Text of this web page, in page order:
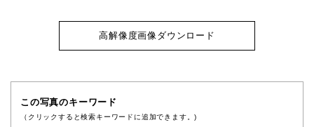
高解像度画像ダウンロード
この写真のキーワード
（クリックすると検索キーワードに追加できます。)